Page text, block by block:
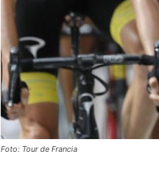
Foto: Tour de Francia